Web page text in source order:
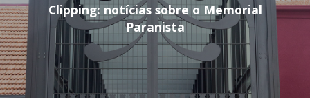
Clipping: notícias sobre o Memorial
Paranista